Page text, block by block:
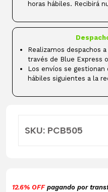
horas hábiles. Recibirá
Realizamos despachos
través de Blue Express
Los envíos se
hábiles siguientes a la
SKU: PCB505
12.6% OFFpagando por